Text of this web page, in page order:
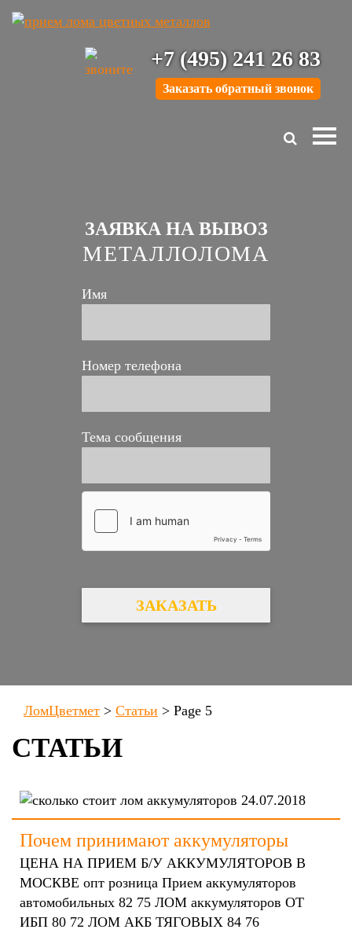
+7 (495) 241 26 83
Заказать обратный звонок
ЗАЯВКА НА ВЫВОЗ
МЕТАЛЛОЛОМА
Имя
Номер телефона
Тема сообщения
ЗАКАЗАТЬ
ЛомЦветмет > Статьи > Page 5
СТАТЬИ
24.07.2018
Почем принимают аккумуляторы
ЦЕНА НА ПРИЕМ Б/У АККУМУЛЯТОРОВ В
МОСКВЕ опт розница Прием аккумуляторов
автомобильных 82 75 ЛОМ аккумуляторов ОТ
ИБП 80 72 ЛОМ АКБ ТЯГОВЫХ 84 76